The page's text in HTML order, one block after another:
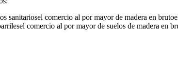
sanitariosel comercio al por mayor de madera en bruto
el comercio al por mayor de suelos de madera en